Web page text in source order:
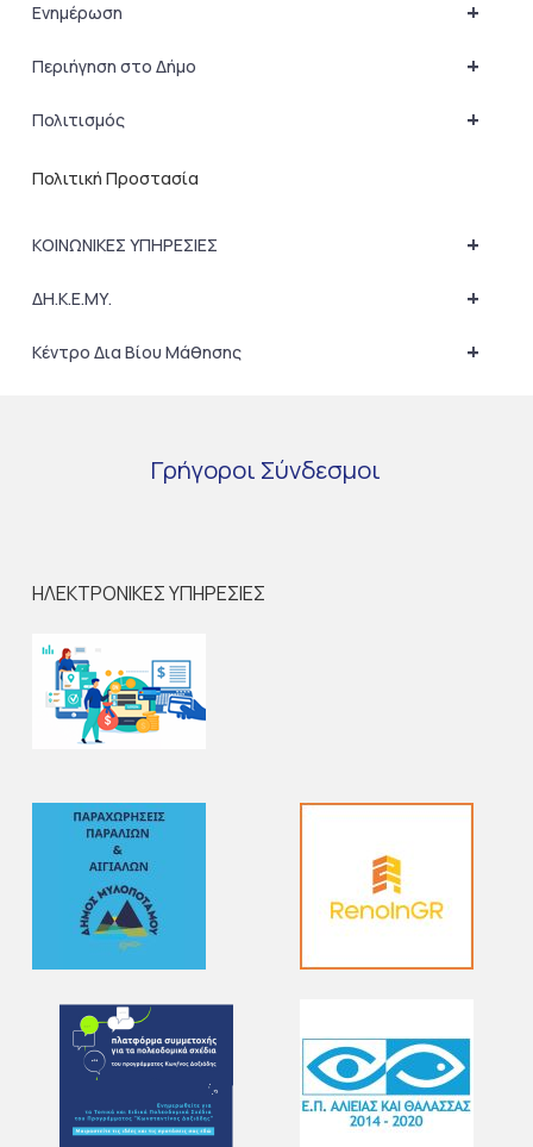
+
Ενημέρωση
+
Περιήγηση στο Δήμο
+
Πολιτισμός
Πολιτική Προστασία
+
ΚΟΙΝΩΝΙΚΕΣ ΥΠΗΡΕΣΙΕΣ
+
ΔΗ.Κ.Ε.ΜΥ.
+
Κέντρο Δια Βίου Μάθησης
Γρήγοροι Σύνδεσμοι
ΗΛΕΚΤΡΟΝΙΚΕΣ ΥΠΗΡΕΣΙΕΣ